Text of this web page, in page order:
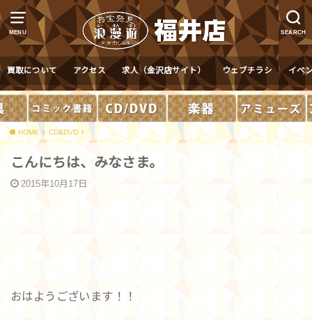
MENU SEARCH
買取について アクセス 求人（金沢店サイト） ウェブチラシ イベ
HOME CD&DVD
こんにちは、みなさま。
2015年10月17日
おはようございます！！